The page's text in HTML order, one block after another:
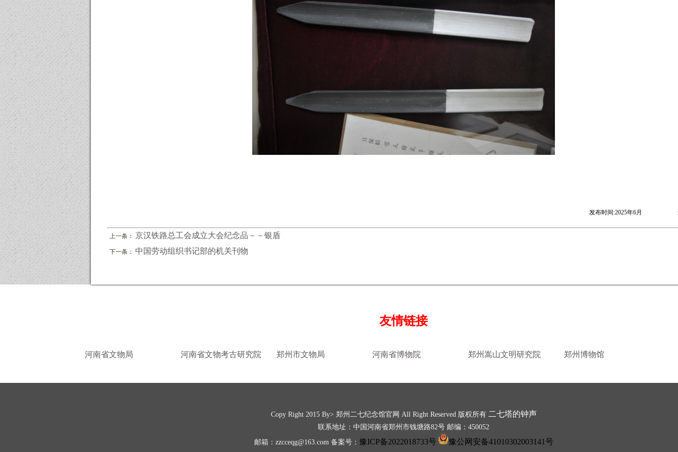
发布时间:2025年6月
上一条： 京汉铁路总工会成立大会纪念品－－银盾
下一条： 中国劳动组织书记部的机关刊物
友情链接
河南省文物局 河南省文物考古研究院 郑州市文物局 河南省博物院 郑州嵩山文明研究院 郑州博物馆
Copy Right 2015 By> 郑州二七纪念馆官网 All Right Reserved 版权所有 二七塔的钟声
联系地址：中国河南省郑州市钱塘路82号 邮编：450052
邮箱：zzcceqg@163.com 备案号： 豫ICP备2022018733号 豫公网安备41010302003141号